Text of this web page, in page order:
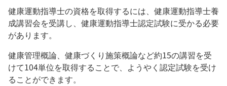
健康運動指導士の資格を取得するには、健康運動指導士養
成講習会を受講し、健康運動指導士認定試験に受かる必要
があります。
健康管理概論、健康づくり施策概論など約15の講習を受
けて104単位を取得することで、ようやく認定試験を受け
ることができます。